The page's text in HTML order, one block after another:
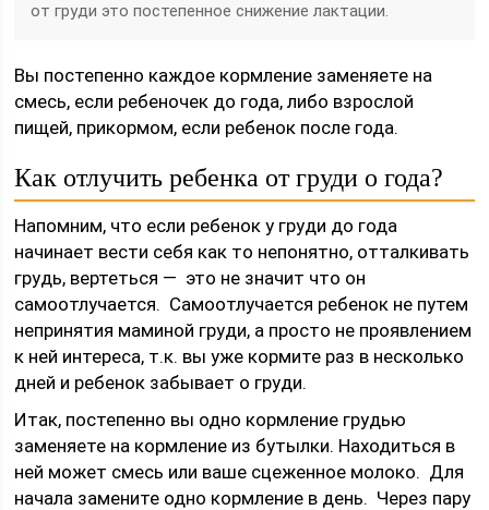
от груди это постепенное снижение лактации.
Вы постепенно каждое кормление заменяете на
смесь, если ребеночек до года, либо взрослой
пищей, прикормом, если ребенок после года.
Как отлучить ребенка от груди о года?
Напомним, что если ребенок у груди до года
начинает вести себя как то непонятно, отталкивать
грудь, вертеться — это не значит что он
самоотлучается. Самоотлучается ребенок не путем
непринятия маминой груди, а просто не проявлением
к ней интереса, т.к. вы уже кормите раз в несколько
дней и ребенок забывает о груди.
Итак, постепенно вы одно кормление грудью
заменяете на кормление из бутылки. Находиться в
ней может смесь или ваше сцеженное молоко. Для
начала замените одно кормление в день. Через пару